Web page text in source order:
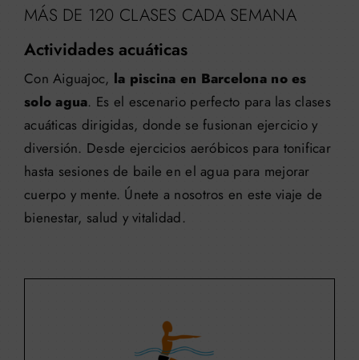
MÁS DE 120 CLASES CADA SEMANA
Actividades acuáticas
Con Aiguajoc, la piscina en Barcelona no es
solo agua. Es el escenario perfecto para las clases
acuáticas dirigidas, donde se fusionan ejercicio y
diversión. Desde ejercicios aeróbicos para tonificar
hasta sesiones de baile en el agua para mejorar
cuerpo y mente. Únete a nosotros en este viaje de
bienestar, salud y vitalidad.